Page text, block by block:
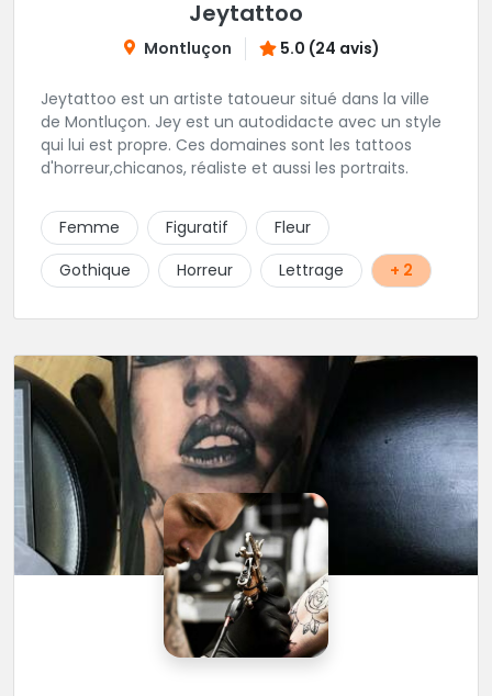
Jeytattoo
Montluçon 5.0 (24 avis)
Jeytattoo est un artiste tatoueur situé dans la ville
de Montluçon. Jey est un autodidacte avec un style
qui lui est propre. Ces domaines sont les tattoos
d'horreur,chicanos, réaliste et aussi les portraits.
Femme Figuratif
Fleur
Gothique
Horreur Lettrage + 2